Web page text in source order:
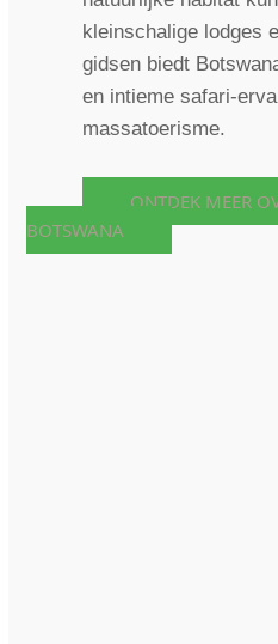
kleinschalige lodges
gidsen biedt
en intieme safari-
massatoerisme.
ONTDEK MEER
BOTSWANA